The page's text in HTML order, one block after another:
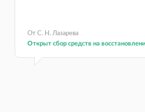
От С. Н. Лазарева
Открыт сбор средств на